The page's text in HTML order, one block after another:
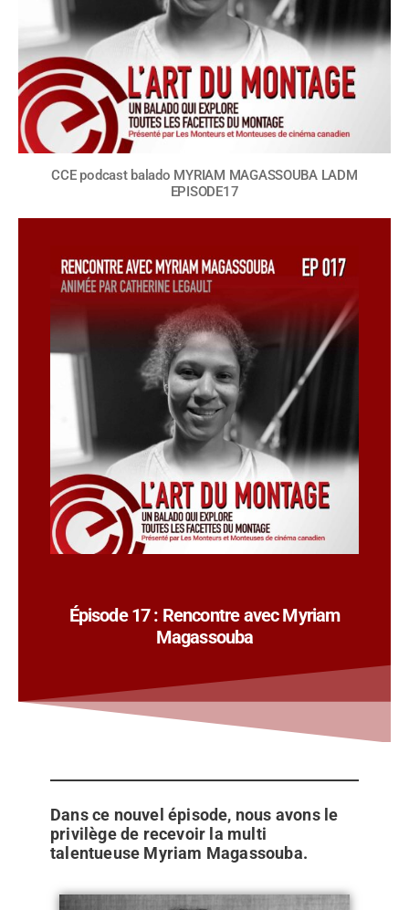
CCE podcast balado MYRIAM MAGASSOUBA LADM
EPISODE17
Épisode 17 : Rencontre avec Myriam
Magassouba
Dans ce nouvel épisode, nous avons le
privilège de recevoir la multi
talentueuse Myriam Magassouba.